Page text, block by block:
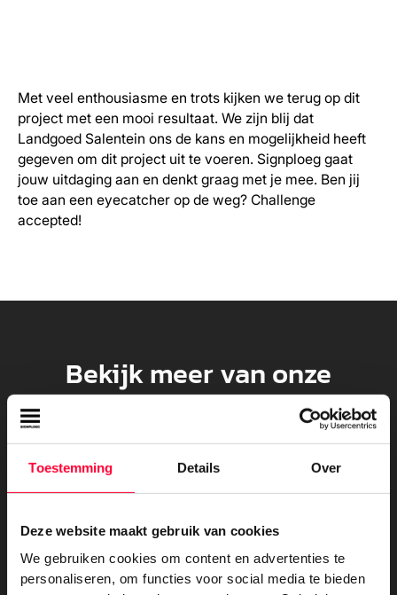
Toestemming Details Over
Deze website maakt gebruik van cookies
We gebruiken cookies om content en advertenties te
personaliseren, om functies voor social media te bieden
Met veel enthousiasme en trots kijken we terug op dit
project met een mooi resultaat. We zijn blij dat
Landgoed Salentein ons de kans en mogelijkheid heeft
gegeven om dit project uit te voeren. Signploeg gaat
jouw uitdaging aan en denkt graag met je mee. Ben jij
toe aan een eyecatcher op de weg? Challenge
accepted!
Bekijk meer van onze
projecten